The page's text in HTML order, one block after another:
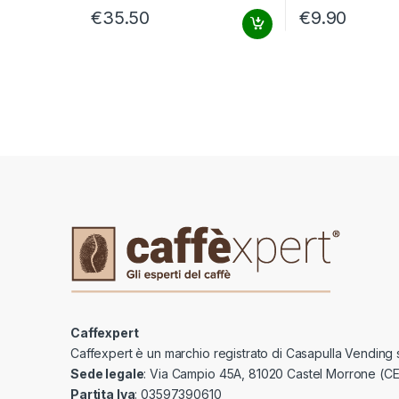
€35.50 €9.90
Caffexpert
Caffexpert è un marchio registrato di Casapulla Vending
Sede legale: Via Campio 45A, 81020 Castel Morrone
Partita Iva: 03597390610